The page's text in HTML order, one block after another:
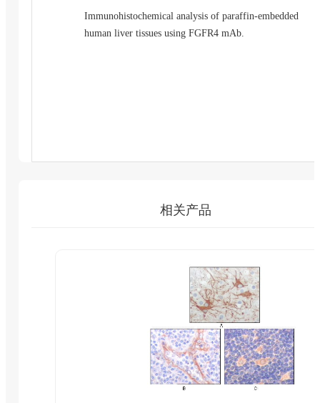
Immunohistochemical analysis of paraffin-embedded
human liver tissues using FGFR4 mAb.
相关产品